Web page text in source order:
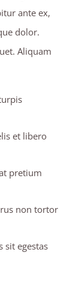
ante ex,
dolor.
Aliquam
et libero
pretium
non tortor
sit egestas